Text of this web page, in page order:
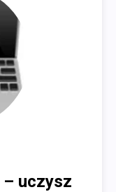
– uczysz